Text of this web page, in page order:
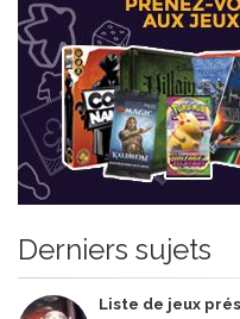
Derniers sujets
Liste de jeux